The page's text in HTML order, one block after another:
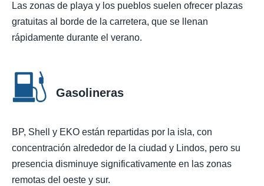
Las zonas de playa y los pueblos suelen ofrecer plazas
gratuitas al borde de la carretera, que se llenan
rápidamente durante el verano.
Gasolineras
BP, Shell y EKO están repartidas por la isla, con
concentración alrededor de la ciudad y Lindos, pero su
presencia disminuye significativamente en las zonas
remotas del oeste y sur.